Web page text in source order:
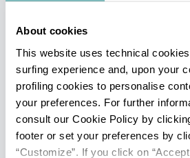
About cookies
This website uses technical
surfing experience and, upon your
profiling cookies to personalise
your preferences. For further
consult our Cookie Policy by
footer or set your preferences by
“Customize”. If you click on
cui termine, in una radura
Casentino, siarrivaa Poggio
metri slm). Ora lo 00 si
sul confine est delParco
casentinesi, Monte
correndo sul margine d'uno
Strada dei
del Savio.